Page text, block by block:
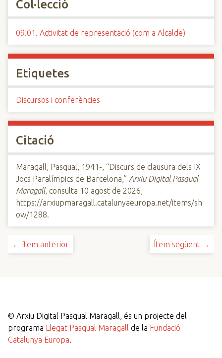
Col·lecció
09.01. Activitat de representació (com a Alcalde)
Etiquetes
Discursos i conferències
Citació
Maragall, Pasqual, 1941-, “Discurs de clausura dels IX
Jocs Paralímpics de Barcelona,” Arxiu Digital Pasqual
Maragall, consulta 10 agost de 2026,
https://arxiupmaragall.catalunyaeuropa.net/items/sh
ow/1288.
← ítem anterior Ítem següent →
© Arxiu Digital Pasqual Maragall, és un projecte del
programa Llegat Pasqual Maragall de la Fundació
Catalunya Europa.